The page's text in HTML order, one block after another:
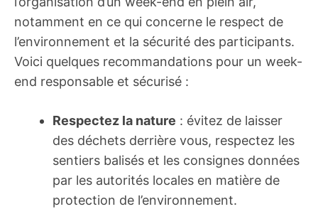
notamment en ce qui concerne le respect de
l’environnement et la sécurité des participants.
Voici quelques recommandations pour un week-
end responsable et sécurisé :
Respectez la nature : évitez de laisser
des déchets derrière vous, respectez les
sentiers balisés et les consignes données
par les autorités locales en matière de
protection de l’environnement.